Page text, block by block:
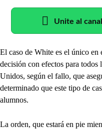
Unite al
El caso de White es el único en
decisión con efectos para todos
Unidos, según el fallo, que
determinado que este tipo de
alumnos.
La orden, que estará en pie